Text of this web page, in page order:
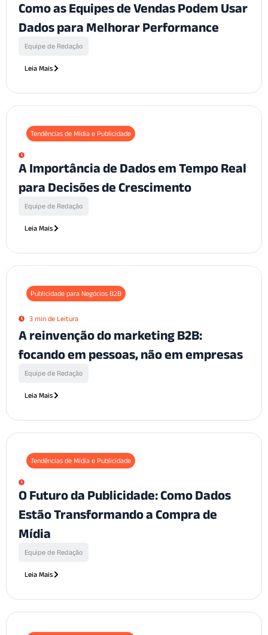
Como as Equipes de Vendas Podem Usar
Dados para Melhorar Performance
Equipe de Redação
Leia Mais
Tendências de Mídia e Publicidade
A Importância de Dados em Tempo Real
para Decisões de Crescimento
Equipe de Redação
Leia Mais
Publicidade para Negócios B2B
3 min de Leitura
A reinvenção do marketing B2B:
focando em pessoas, não em empresas
Equipe de Redação
Leia Mais
Tendências de Mídia e Publicidade
O Futuro da Publicidade: Como Dados
Estão Transformando a Compra de
Mídia
Equipe de Redação
Leia Mais